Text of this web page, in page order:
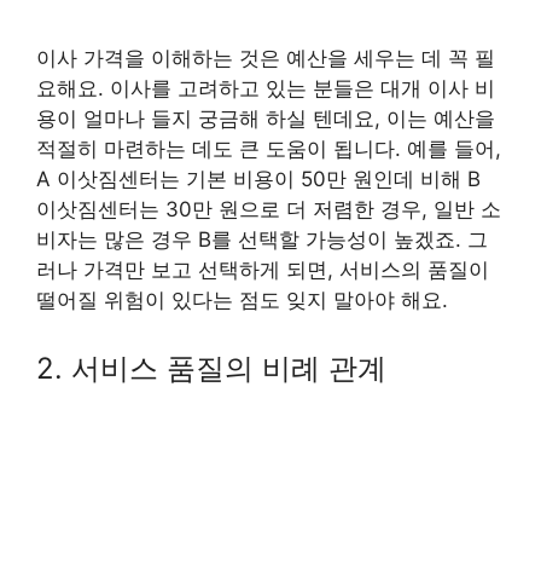
이사 가격을 이해하는 것은 예산을 세우는 데 꼭 필
요해요. 이사를 고려하고 있는 분들은 대개 이사 비
용이 얼마나 들지 궁금해 하실 텐데요, 이는 예산을
적절히 마련하는 데도 큰 도움이 됩니다. 예를 들어,
A 이삿짐센터는 기본 비용이 50만 원인데 비해 B
이삿짐센터는 30만 원으로 더 저렴한 경우, 일반 소
비자는 많은 경우 B를 선택할 가능성이 높겠죠. 그
러나 가격만 보고 선택하게 되면, 서비스의 품질이
떨어질 위험이 있다는 점도 잊지 말아야 해요.
2. 서비스 품질의 비례 관계